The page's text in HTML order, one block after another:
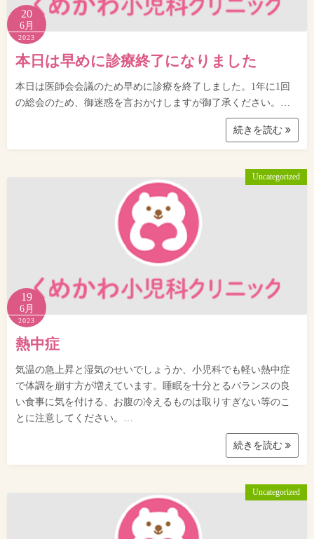
20
6月
2023
本日は早めに診療終了になりました
本日は医師会会議のため早めに診療を終了しました。1年に1回
の総会のため、御迷惑を言おかけしますが御了承ください。…
続きを読む
Uncategorized
19
6月
2023
熱中症
気温の急上昇と湿気のせいでしょうか、小児科でも軽い熱中症
で体調を崩す方が増えています。睡眠を十分とるバランスの良
い食事に気を付ける、お腹の冷えるものは取りすぎない等のこ
とに注意してください。…
続きを読む
Uncategorized